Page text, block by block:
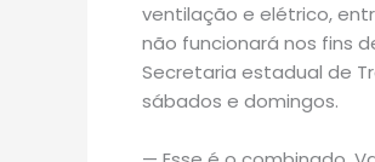
ventilação e elétrico,
não funcionará nos fins
Secretaria estadual de
sábados e domingos.